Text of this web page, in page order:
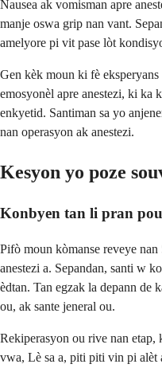
Nausea ak vomisman apre
manje oswa grip nan vant.
amelyore pi vit pase lòt
Gen kèk moun ki fè
emosyonèl apre anestezi, ki ka
enkyetid. Santiman sa yo
nan operasyon ak anestezi.
Kesyon yo poze
Konbyen tan li pran pou
Pifò moun kòmanse reveye
anestezi a. Sepandan, santi w
èdtan. Tan egzak la depann de
ou, ak sante jeneral ou.
Rekiperasyon ou rive nan etap,
vwa, Lè sa a, piti piti vin pi alèt